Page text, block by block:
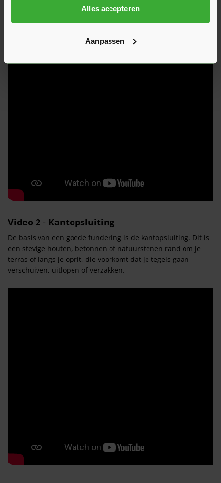
Alles accepteren
Aanpassen
dik zijn, anders breken ze.
Video 2 - Kantopsluiting
De basis van een goede fundering is de kantopsluiting. Dit is
een stevige houten, betonnen of natuurstenen rand om je
terras of langs je oprit, die voorkomt dat je tegels gaan
verschuiven, uitlopen of verzakken.